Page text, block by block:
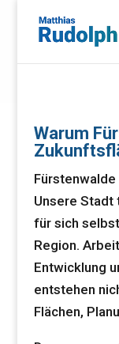
Warum
Unsere Stadt
für sich
Region.
Entwicklung
entstehen
Flächen,